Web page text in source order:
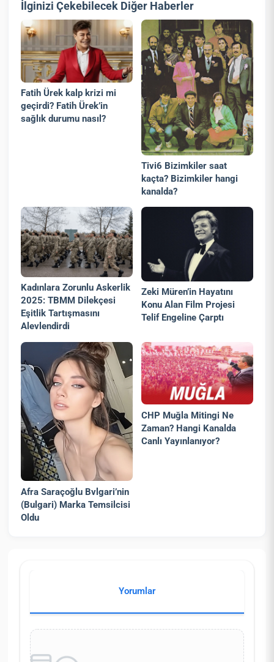
İlginizi Çekebilecek Diğer Haberler
Fatih Ürek kalp krizi mi
geçirdi? Fatih Ürek’in
sağlık durumu nasıl?
Tivi6 Bizimkiler saat
kaçta? Bizimkiler hangi
kanalda?
Kadınlara Zorunlu Askerlik
2025: TBMM Dilekçesi
Eşitlik Tartışmasını
Alevlendirdi
Zeki Müren’in Hayatını
Konu Alan Film Projesi
Telif Engeline Çarptı
Afra Saraçoğlu Bvlgari’nin
(Bulgari) Marka Temsilcisi
Oldu
CHP Muğla Mitingi Ne
Zaman? Hangi Kanalda
Canlı Yayınlanıyor?
Yorumlar